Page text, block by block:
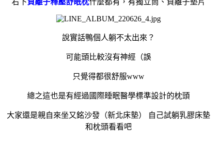
說實話鴨個人躺不太出來？
可能頭比較沒有神經（誤
只覺得都很舒服www
總之這也是有經過國際睡眠醫學標準設計的枕頭
大家還是親自來坐又銘沙發（新北床墊） 自己試躺乳膠床墊
和枕頭看看吧